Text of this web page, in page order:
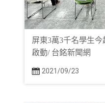
屏東3萬3千名學生
啟動/ 台銘新聞網
2021/09/23